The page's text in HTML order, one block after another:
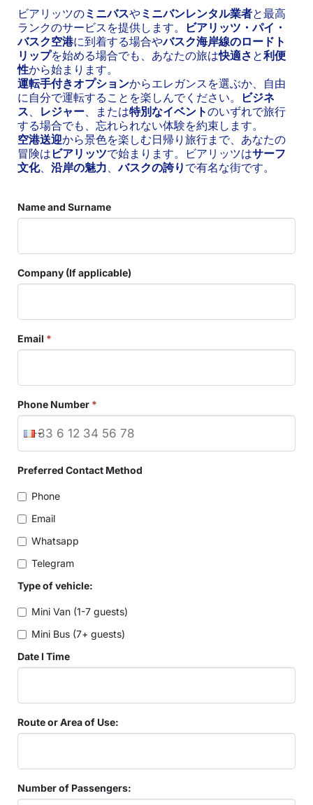
ビアリッツのミニバスやミニバンレンタル業者と最高
ランクのサービスを提供します。
ビアリッツ・パイ・
バスク空港に到着する場合やバスク海岸線のロードト
リップを始める場合でも、あなたの旅は快適さ と利便
性から始まります。
運転手付きオプションからエレガンスを選ぶか、自由
に自分で運転することを楽しんでください。
ビジネ
ス、 レジャー、または特別なイベントのいずれで旅行
する場合でも、忘れられない体験を約束します。
空港送迎から景色を楽しむ日帰り旅行まで、あなたの
冒険は ビアリッツで始まります。ビアリッツはサーフ
文化、 沿岸の魅力、バスクの誇り で有名な街です。
Name and Surname
Company (If applicable)
Email *
Phone Number *
Preferred Contact Method
Phone
Email
Whatsapp
Telegram
Type of vehicle:
Mini Van (1-7 guests)
Mini Bus (7+ guests)
Date I Time
Route or Area of Use:
Number of Passengers: